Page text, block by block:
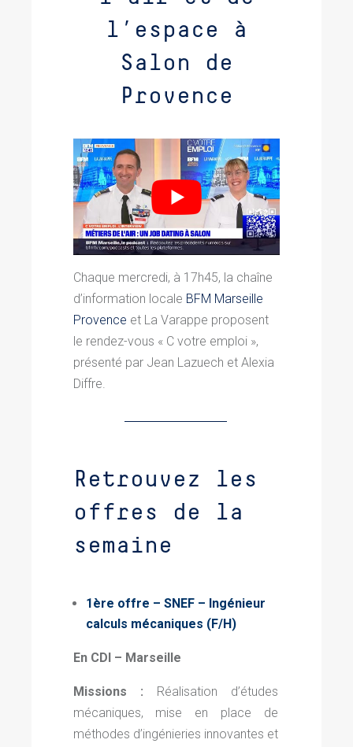
l’espace à
Salon de
Provence
Chaque mercredi, à 17h45, la chaîne
d’information locale BFM Marseille
Provence et La Varappe proposent
le rendez-vous « C votre emploi »,
présenté par Jean Lazuech et Alexia
Diffre.
Retrouvez les
offres de la
semaine
1ère offre – SNEF – Ingénieur
calculs mécaniques (F/H)
En CDI – Marseille
Missions : Réalisation d’études
mécaniques, mise en place de
méthodes d’ingénieries innovantes et